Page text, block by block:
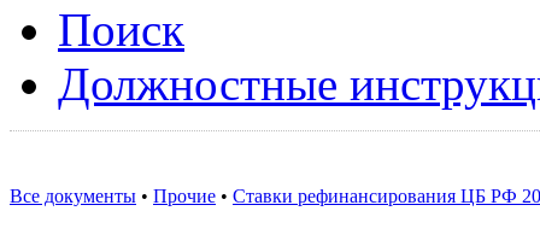
Поиск
Должностные
Все документы • Прочие • Ставки рефинансирования ЦБ РФ